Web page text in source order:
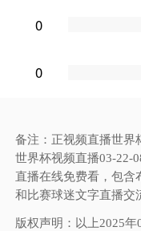
0
0
备注：正视频直播世界
世界杯视频直播03-22-
直播在线免费看，包含
和比赛球迷文字直播交
版权声明：以上2025